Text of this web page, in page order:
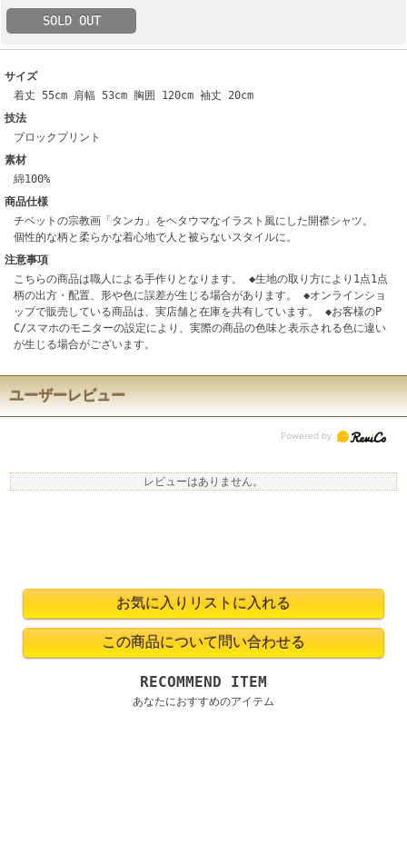
SOLD OUT
サイズ
着丈 55cm 肩幅 53cm 胸囲 120cm 袖丈 20cm
技法
ブロックプリント
素材
綿100%
商品仕様
チベットの宗教画「タンカ」をヘタウマなイラスト風にした開襟シャツ。
個性的な柄と柔らかな着心地で人と被らないスタイルに。
注意事項
こちらの商品は職人による手作りとなります。 ◆生地の取り方により1点1点
柄の出方・配置、形や色に誤差が生じる場合があります。 ◆オンラインショ
ップで販売している商品は、実店舗と在庫を共有しています。 ◆お客様のP
C/スマホのモニターの設定により、実際の商品の色味と表示される色に違い
が生じる場合がございます。
ユーザーレビュー
レビューはありません。
RECOMMEND ITEM
あなたにおすすめのアイテム